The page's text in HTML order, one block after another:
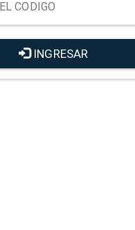
INGRESAR